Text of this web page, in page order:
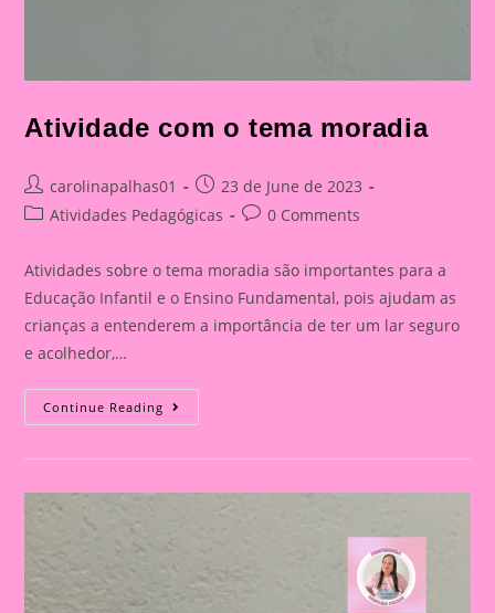
Atividade com o tema moradia
Post
author:
carolinapalhas01
Post
published:
23 de June de 2023
PostAtividades Pedagógicas
Post0 Comments
Atividades sobre o tema moradia são importantes para a
Educação Infantil e o Ensino Fundamental, pois ajudam as
crianças a entenderem a importância de ter um lar seguro
e acolhedor,…
Continue Reading Atividade
Com
Tema